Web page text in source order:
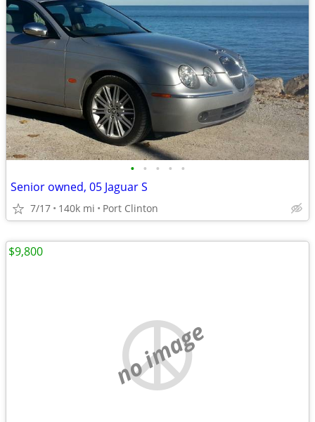
• • • • •
Senior owned, 05 Jaguar S
7/17 140k mi Port Clinton
no image
$9,800